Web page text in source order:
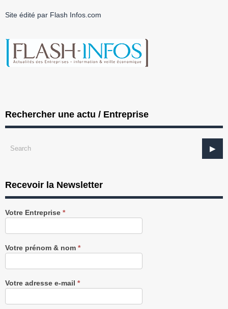
Site édité par Flash Infos.com
Rechercher une actu / Entreprise
Recevoir la Newsletter
Recevez
notre
gratuitement
Votre Entreprise *
Votre prénom & nom *
Votre adresse e-mail *